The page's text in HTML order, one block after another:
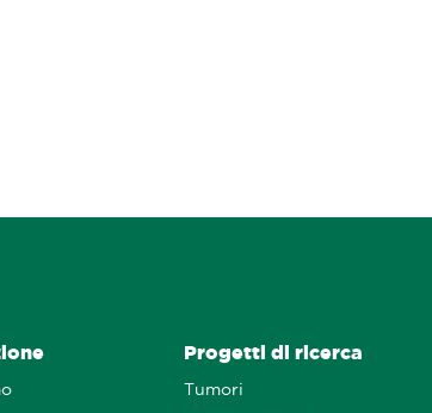
Progetti di ricerca
Tumori